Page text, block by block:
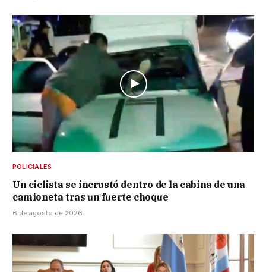
POLICIALES
Un ciclista se incrustó dentro de la cabina de una
camioneta tras un fuerte choque
6 de agosto de 2026